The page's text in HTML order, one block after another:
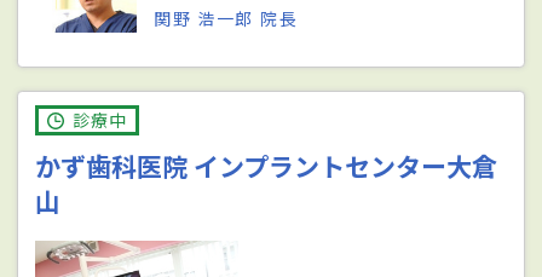
関野 浩一郎 院長
診療中
かず歯科医院 インプラントセンター大倉
山